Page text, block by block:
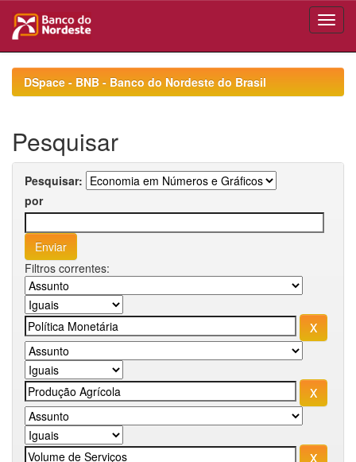
navigationDSpace - BNB - Banco do Nordeste do Brasil
Pesquisar
Pesquisar:
por
Filtros correntes: